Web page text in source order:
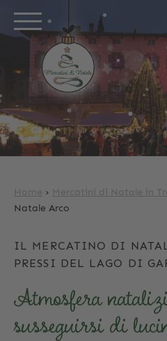
Home › Mercatini di Natale in
Natale Arco
IL MERCATINO DI
PRESSI DEL LAGO DI
Atmosfera
susseguirsi di